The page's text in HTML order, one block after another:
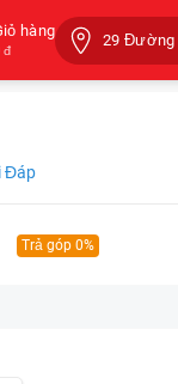
hàng
đ
29 Đường
Đáp
Trả góp 0%